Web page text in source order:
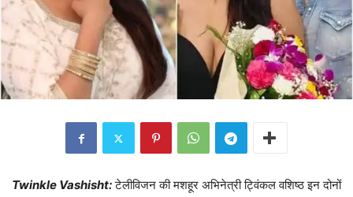
Twinkle Vashisht: टेलीविजन की मशहूर अभिनेत्री ट्विंकल वशिष्ठ इन दोनों